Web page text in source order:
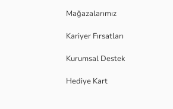
Mağazalarımız
Kariyer Fırsatları
Kurumsal Destek
Hediye Kart